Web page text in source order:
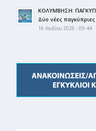
ΚΟΛΥΜΒΗΣΗ:
Δύο νέες
16 Ιουλίου 2026 - 09:44